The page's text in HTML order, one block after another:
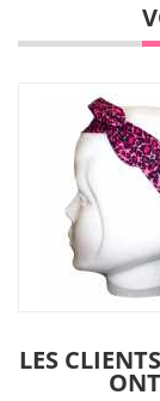
LES